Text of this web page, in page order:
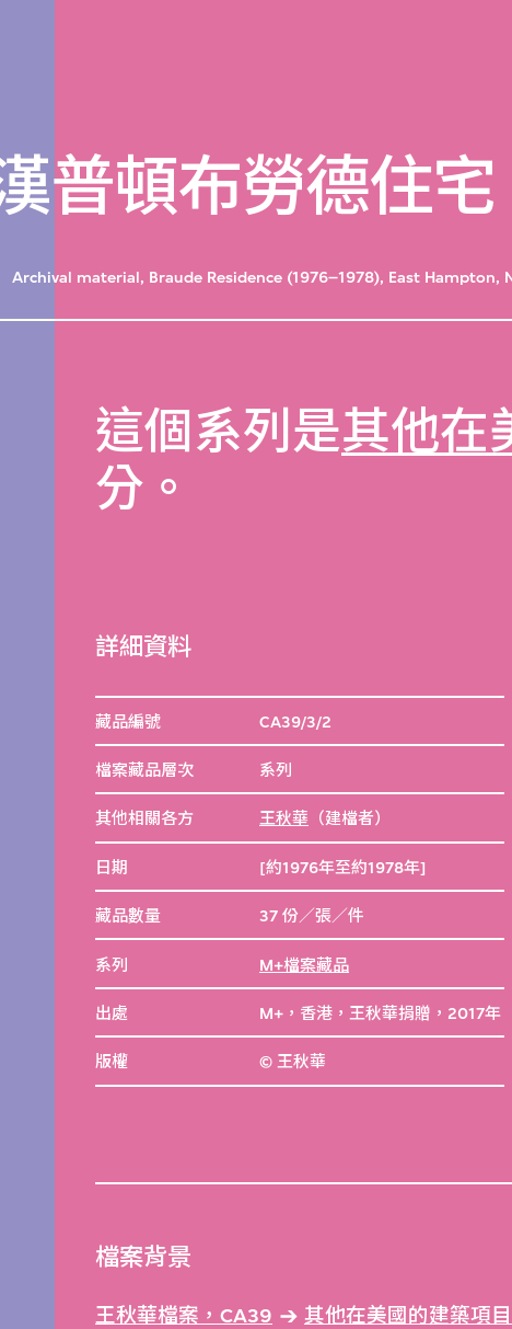
普頓布勞德住
Archival material, Braude Residence (1976–1978), East Hampton,
這個系列是其他在
分。
詳細資料
藏品編號 CA39/3/2
檔案藏品層次 系列
其他相關各方 王秋華 （建檔者）
日期 [約1976年至約1978年]
藏品數量 37 份／張／件
系列 M+檔案藏品
出處 M+，香港，王秋華捐贈，2017年
版權 © 王秋華
檔案背景
王秋華檔案，CA39 其他在美國的建築項